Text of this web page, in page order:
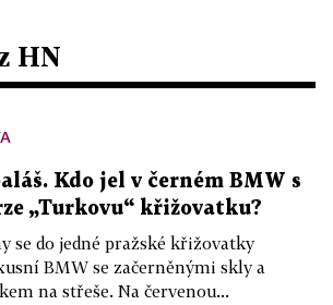
HN
Kdo jel v černém BMW s
„Turkovu“ křižovatku?
se do jedné pražské křižovatky
BMW se začerněnými skly a
na střeše. Na červenou...